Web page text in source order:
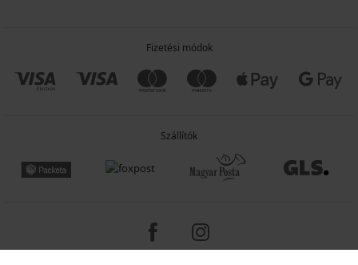
Fizetési módok
Szállítók